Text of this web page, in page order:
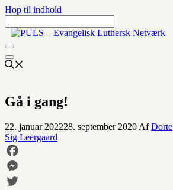
Hop til indhold
Gå i gang!
22. januar 202228. september 2020 AfDorte
Sig Leergaard
Facebook
Messenger